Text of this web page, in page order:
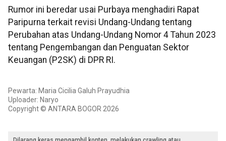
Rumor ini beredar usai Purbaya menghadiri Rapat
Paripurna terkait revisi Undang-Undang tentang
Perubahan atas Undang-Undang Nomor 4 Tahun 2023
tentang Pengembangan dan Penguatan Sektor
Keuangan (P2SK) di DPR RI.
Pewarta: Maria Cicilia Galuh Prayudhia
Uploader: Naryo
Copyright © ANTARA BOGOR 2026